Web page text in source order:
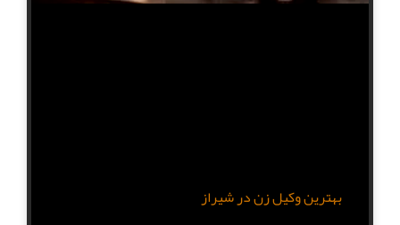
بهترین وکیل زن در شیراز